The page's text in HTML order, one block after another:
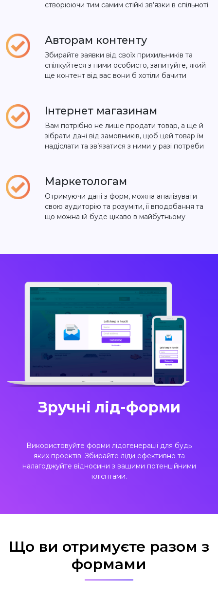
створюючи тим самим стійкі зв’язки в спільноті
Авторам контенту
Збирайте заявки від своїх прихильників та
спілкуйтеся з ними особисто, запитуйте, який
ще контент від вас вони б хотіли бачити
Інтернет магазинам
Вам потрібно не лише продати товар, а ще й
зібрати дані від замовників, щоб цей товар їм
надіслати та зв’язатися з ними у разі потреби
Маркетологам
Отримуючи дані з форм, можна аналізувати
свою аудиторію та розуміти, її вподобання та
що можна їй буде цікаво в майбутньому
Зручні лід-форми
Використовуйте форми лідогенерації для будь
яких проектів. Збирайте ліди ефективно та
налагоджуйте відносини з вашими потенційними
клієнтами.
Що ви отримуєте разом з
формами